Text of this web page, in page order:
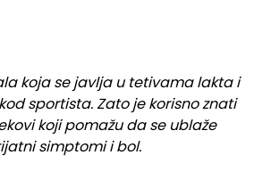
koja se javlja u tetivama lakta i
sportista. Zato je korisno znati
koji pomažu da se ublaže
simptomi i bol.